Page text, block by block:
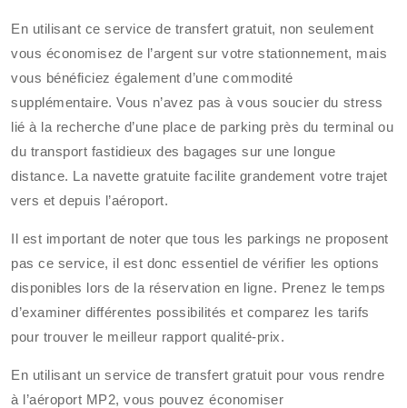
En utilisant ce service de transfert gratuit, non seulement
vous économisez de l’argent sur votre stationnement, mais
vous bénéficiez également d’une commodité
supplémentaire. Vous n’avez pas à vous soucier du stress
lié à la recherche d’une place de parking près du terminal ou
du transport fastidieux des bagages sur une longue
distance. La navette gratuite facilite grandement votre trajet
vers et depuis l’aéroport.
Il est important de noter que tous les parkings ne proposent
pas ce service, il est donc essentiel de vérifier les options
disponibles lors de la réservation en ligne. Prenez le temps
d’examiner différentes possibilités et comparez les tarifs
pour trouver le meilleur rapport qualité-prix.
En utilisant un service de transfert gratuit pour vous rendre
à l’aéroport MP2, vous pouvez économiser